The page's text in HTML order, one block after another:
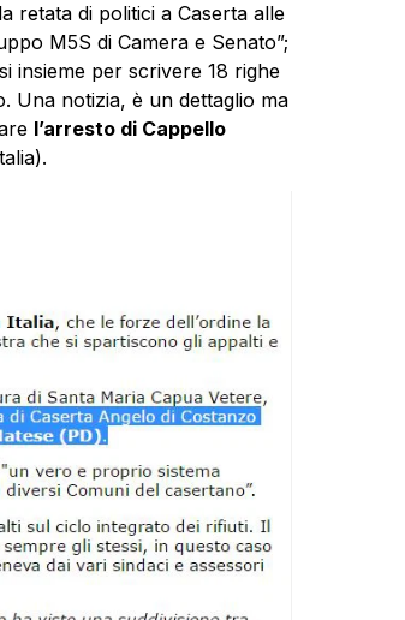
retata di politici a Caserta alle
M5S di Camera e Senato”;
insieme per scrivere 18 righe
Una notizia, è un dettaglio ma
l’arresto di Cappello